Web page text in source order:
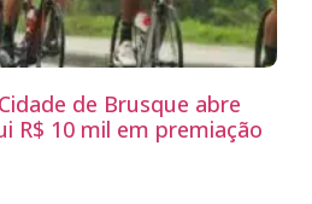
de Brusque abre
R$ 10 mil em premiação